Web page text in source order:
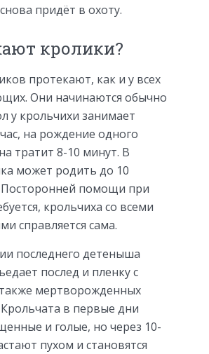
придёт в охоту.
кролики?
протекают, как и у всех
Они начинаются обычно
у крольчихи занимает
на рождение одного
тратит 8-10 минут. В
может родить до 10
помощи при
крольчиха со всеми
справляется сама.
последнего детеныша
послед и пленку с
мертворожденных
в первые дни
и голые, но через 10-
пухом и становятся